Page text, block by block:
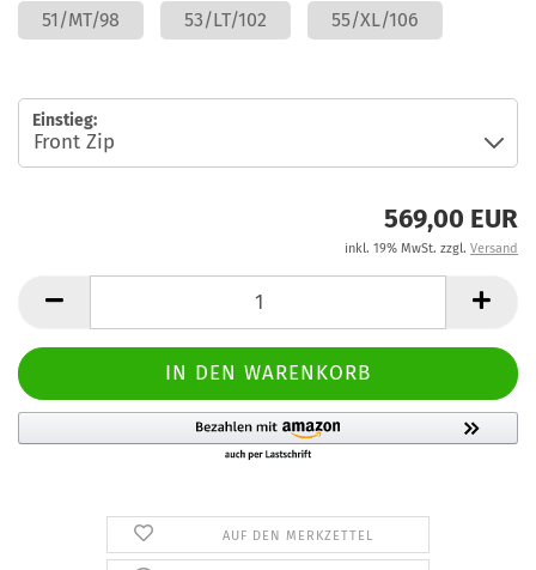
51/MT/98 53/LT/102 55/XL/106
Einstieg:
569,00 EUR
inkl. 19% MwSt. zzgl. Versand
AUF DEN MERKZETTEL